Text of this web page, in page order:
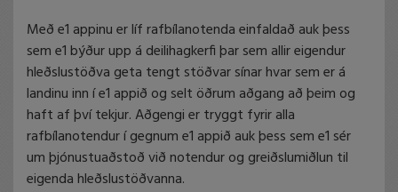
Með e1 appinu er líf rafbílanotenda einfaldað auk þess
sem e1 býður upp á deilihagkerfi þar sem allir eigendur
hleðslustöðva geta tengt stöðvar sínar hvar sem er á
landinu inn í e1 appið og selt öðrum aðgang að þeim og
haft af því tekjur. Aðgengi er tryggt fyrir alla
rafbílanotendur í gegnum e1 appið auk þess sem e1 sér
um þjónustuaðstoð við notendur og greiðslumiðlun til
eigenda hleðslustöðvanna.